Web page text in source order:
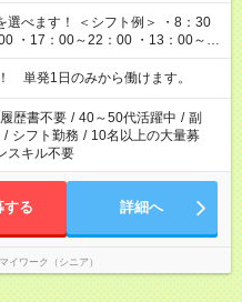
・17：00～22：00 ・13：00～
など
単発1日のみから働けます。
履歴書不要 / 40～50代活躍中 / 副
/ シフト勤務 / 10名以上の大量募
スキル不要
する 詳細へ
イワーク（シニア）